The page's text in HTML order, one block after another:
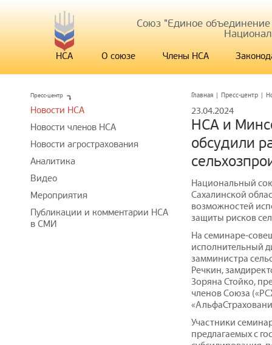
Союз "Единое
НСА О союзе Члены НСА
Главная | Пресс-центр |
23.04.2024
НСА и
обсудили
Национальный
Сахалинской
возможностей
защиты рисков
На семинаре-
исполнительный
замминистра
Речкин,
Зоряна Стойко,
членов Союза
Участники
предлагаемых с
Пресс-центр
Новости НСА
Новости членов НСА
Новости агрострахования
Аналитика
Видео
Мероприятия
Публикации и комментарии НСА
в СМИ